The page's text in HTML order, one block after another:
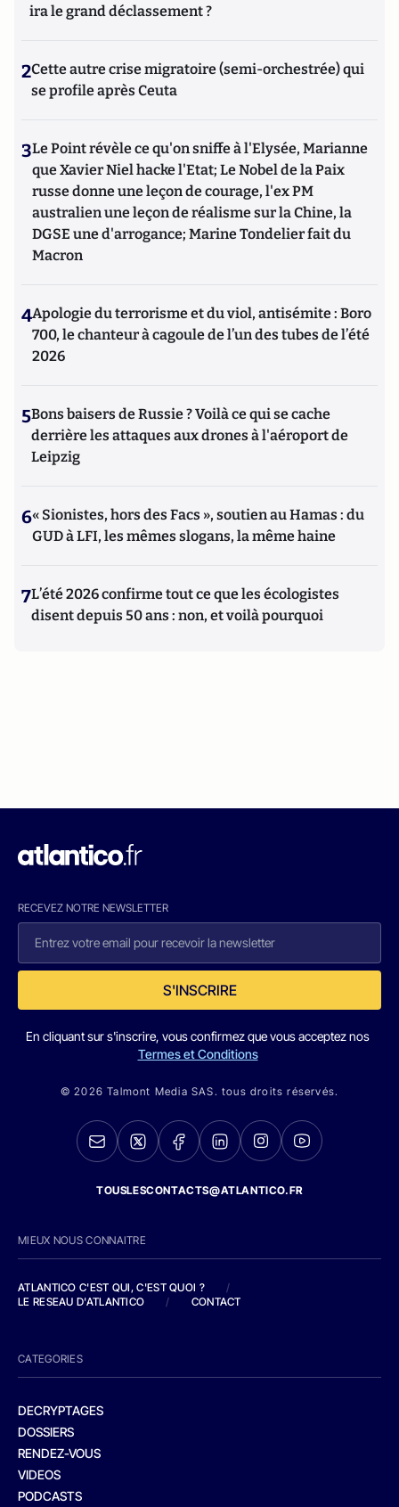
ira le grand déclassement ?
2Cette autre crise migratoire (semi-orchestrée) qui
se profile après Ceuta
3Le Point révèle ce qu'on sniffe à l'Elysée, Marianne
que Xavier Niel hacke l'Etat; Le Nobel de la Paix
russe donne une leçon de courage, l'ex PM
australien une leçon de réalisme sur la Chine, la
DGSE une d'arrogance; Marine Tondelier fait du
Macron
4Apologie du terrorisme et du viol, antisémite : Boro
700, le chanteur à cagoule de l’un des tubes de l’été
2026
5Bons baisers de Russie ? Voilà ce qui se cache
derrière les attaques aux drones à l'aéroport de
Leipzig
6« Sionistes, hors des Facs », soutien au Hamas : du
GUD à LFI, les mêmes slogans, la même haine
7L’été 2026 confirme tout ce que les écologistes
disent depuis 50 ans : non, et voilà pourquoi
RECEVEZ NOTRE NEWSLETTER
S'INSCRIRE
En cliquant sur s'inscrire, vous confirmez que vous acceptez nos
Termes et Conditions
© 2026 Talmont Media SAS. tous droits réservés.
TOUSLESCONTACTS@ATLANTICO.FR
MIEUX NOUS CONNAITRE
ATLANTICO C'EST QUI, C'EST QUOI ?
/
LE RESEAU D'ATLANTICO
/ CONTACT
CATEGORIES
DECRYPTAGES
DOSSIERS
RENDEZ-VOUS
VIDEOS
PODCASTS